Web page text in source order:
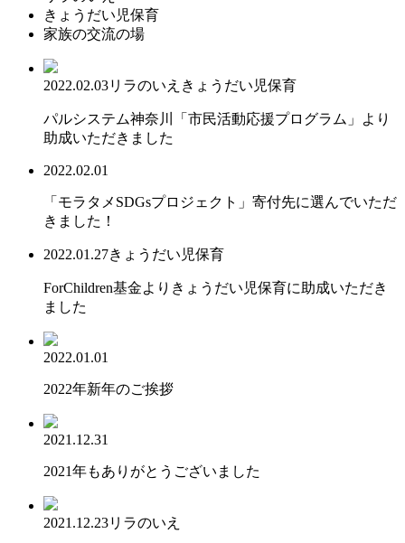
きょうだい児保育
家族の交流の場
2022.02.03リラのいえ きょうだい児保育
パルシステム神奈川「市民活動応援プログラム」より
助成いただきました
2022.02.01
「モラタメSDGsプロジェクト」寄付先に選んでいただ
きました！
2022.01.27きょうだい児保育
ForChildren基金よりきょうだい児保育に助成いただき
ました
2022.01.01
2022年新年のご挨拶
2021.12.31
2021年もありがとうございました
2021.12.23リラのいえ